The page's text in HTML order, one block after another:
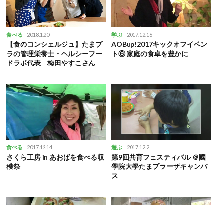
食べる 2018.1.20
【食のコンシェルジュ】たまプ
ラの管理栄養士・ヘルシーフー
ドラボ代表 梅田やすこさん
学ぶ 2017.12.16
AOBup!2017キックオフイベン
ト⑥ 家庭の食卓を豊かに
食べる 2017.12.14
さくら工房 in あおばを食べる収
穫祭
遊ぶ 2017.12.2
第9回共育フェスティバル ＠國
學院大學たまプラーザキャンパ
ス